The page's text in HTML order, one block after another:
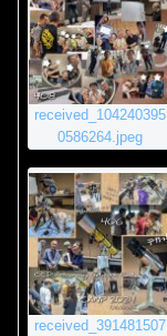
received_104240395
0586264.jpeg
received_391481507